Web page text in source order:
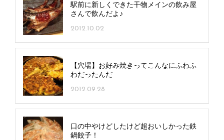
駅前に新しくできた干物メインの飲み屋
さんで飲んだよ♪
2012.10.02
【穴場】お好み焼きってこんなにふわふ
わだったんだ
2012.09.28
口の中やけどしたけど超おいしかった鉄
鍋餃子！